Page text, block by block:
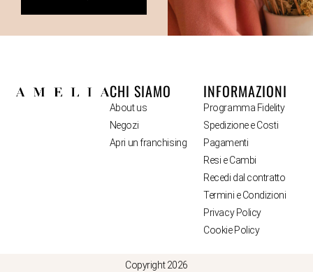
CHI SIAMO
About us
Negozi
Apri un franchising
INFORMAZIONI
Programma Fidelity
Spedizione e Costi
Pagamenti
Resi e Cambi
Recedi dal contratto
Termini e Condizioni
Privacy Policy
Cookie Policy
Copyright 2026